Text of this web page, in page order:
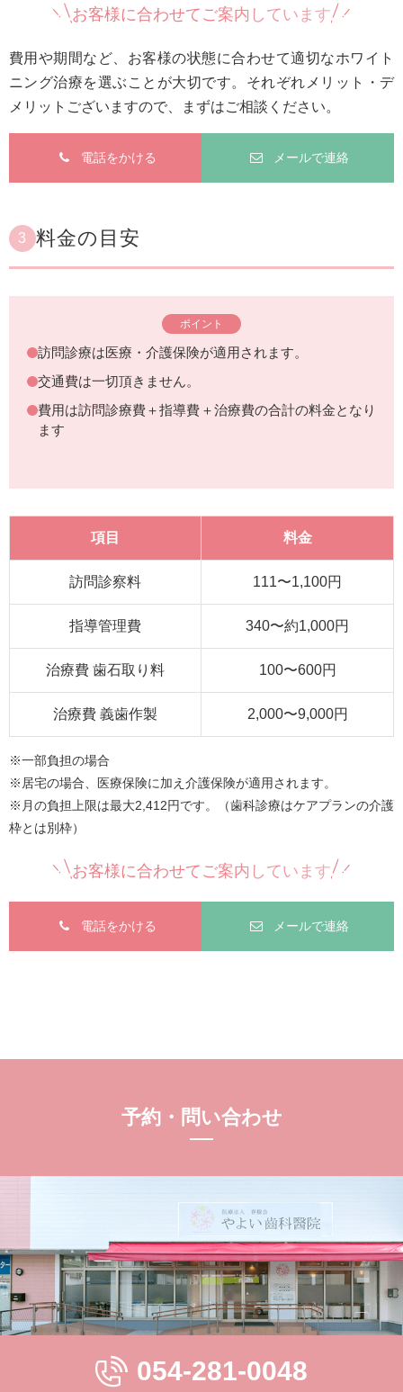
お客様に合わせてご案内しています
費用や期間など、お客様の状態に合わせて適切なホワイト
ニング治療を選ぶことが大切です。それぞれメリット・デ
メリットございますので、まずはご相談ください。
電話をかける メールで連絡
3 料金の目安
ポイント
訪問診療は医療・介護保険が適用されます。
交通費は一切頂きません。
費用は訪問診療費＋指導費＋治療費の合計の料金となり
ます
項目 料金
訪問診察料 111〜1,100円
指導管理費 340〜約1,000円
治療費 歯石取り料 100〜600円
治療費 義歯作製 2,000〜9,000円
※一部負担の場合
※居宅の場合、医療保険に加え介護保険が適用されます。
※月の負担上限は最大2,412円です。（歯科診療はケアプランの介護
枠とは別枠）
お客様に合わせてご案内しています
電話をかける メールで連絡
予約・問い合わせ
054-281-0048